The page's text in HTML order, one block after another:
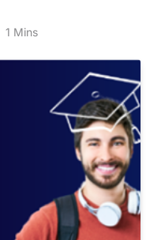
1 Mins